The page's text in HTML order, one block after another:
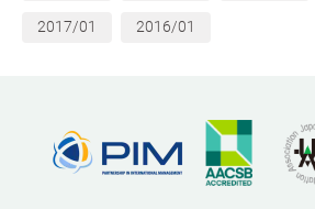
2017/01 2016/01